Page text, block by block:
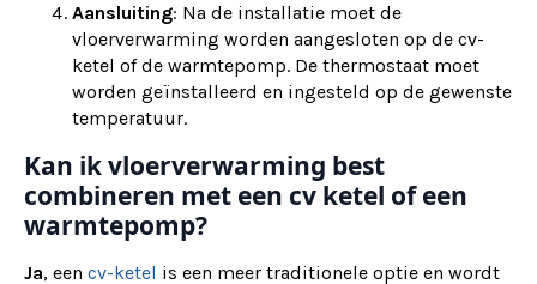
Aansluiting: Na de installatie moet de
vloerverwarming worden aangesloten op de cv-
ketel of de warmtepomp. De thermostaat moet
worden geïnstalleerd en ingesteld op de gewenste
temperatuur.
Kan ik vloerverwarming best
combineren met een cv ketel of een
warmtepomp?
Ja, een cv-ketel is een meer traditionele optie en wordt